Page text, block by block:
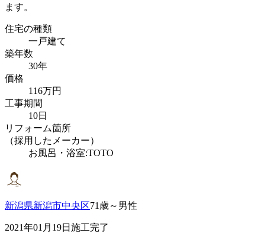
ます。
住宅の種類
一戸建て
築年数
30年
価格
116万円
工事期間
10日
リフォーム箇所
（採用したメーカー）
お風呂・浴室:TOTO
新潟県新潟市中央区71歳～男性
2021年01月19日施工完了